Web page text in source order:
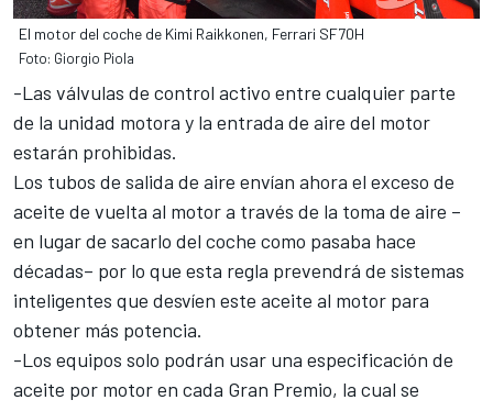
El motor del coche de Kimi Raikkonen, Ferrari SF70H
Foto: Giorgio Piola
-Las válvulas de control activo entre cualquier parte
de la unidad motora y la entrada de aire del motor
estarán prohibidas.
Los tubos de salida de aire envían ahora el exceso de
aceite de vuelta al motor a través de la toma de aire –
en lugar de sacarlo del coche como pasaba hace
décadas– por lo que esta regla prevendrá de sistemas
inteligentes que desvíen este aceite al motor para
obtener más potencia.
-Los equipos solo podrán usar una especificación de
aceite por motor en cada Gran Premio, la cual se